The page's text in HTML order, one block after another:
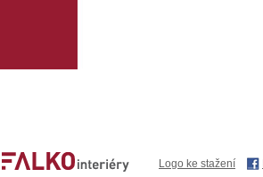
Logo ke stažení